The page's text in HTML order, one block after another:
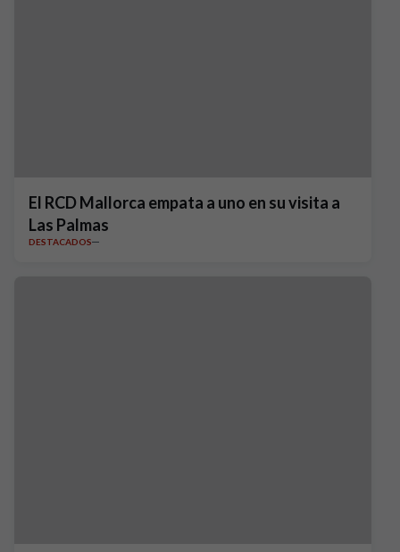
El RCD Mallorca empata a uno en su visita a
Las Palmas
DESTACADOS